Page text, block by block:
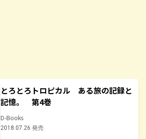
とろとろトロピカル ある旅の記録と
記憶。 第4巻
D-Books
2018.07.26 発売